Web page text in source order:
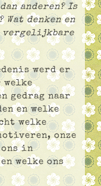
anderen? Is
denken en
vergelijkbare
werd er
welke
gedrag naar
en welke
welke
onze
in
welke ons